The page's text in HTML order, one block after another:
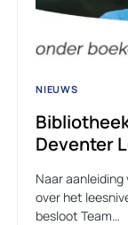
NIEUWS
Deventer
Naar
over het
besloot Team…